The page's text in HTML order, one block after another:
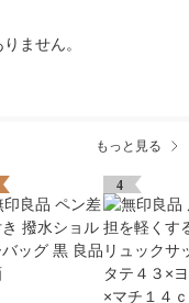
ません。
もっと見る
4